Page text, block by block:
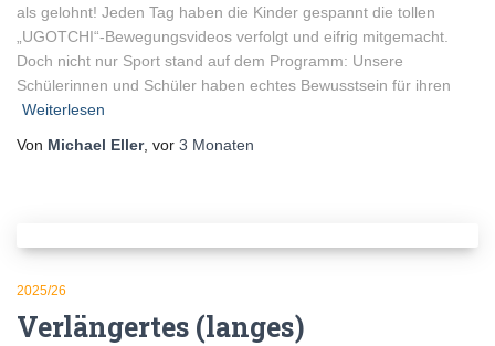
als gelohnt! Jeden Tag haben die Kinder gespannt die tollen
„UGOTCHI“-Bewegungsvideos verfolgt und eifrig mitgemacht.
Doch nicht nur Sport stand auf dem Programm: Unsere
Schülerinnen und Schüler haben echtes Bewusstsein für ihren
Weiterlesen
Von Michael Eller, vor 3 Monaten
2025/26
Verlängertes (langes)